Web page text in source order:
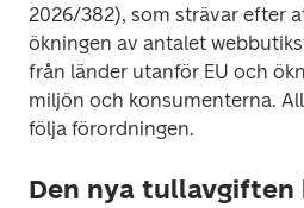
2026/382), som strävar efter
ökningen av antalet
från länder utanför EU och
miljön och konsumenterna.
följa förordningen.
Den nya